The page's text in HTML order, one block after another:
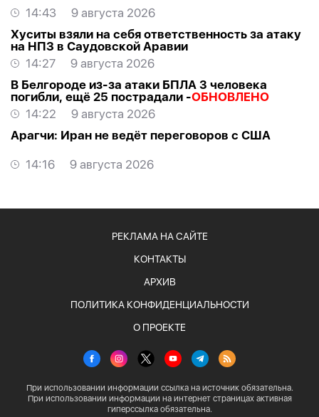
14:43
9 августа 2026
Хуситы взяли на себя ответственность за атаку
на НПЗ в Саудовской Аравии
14:27
9 августа 2026
В Белгороде из-за атаки БПЛА 3 человека
погибли, ещё 25 пострадали -ОБНОВЛЕНО
14:22
9 августа 2026
Арагчи: Иран не ведёт переговоров с США
14:16 9 августа 2026
РЕКЛАМА НА САЙТЕ
КОНТАКТЫ
АРХИВ
ПОЛИТИКА КОНФИДЕНЦИАЛЬНОСТИ
О ПРОЕКТЕ
При использовании информации ссылка на источник обязательна.
При использовании информации на интернет страницах активная
гиперссылка обязательна.